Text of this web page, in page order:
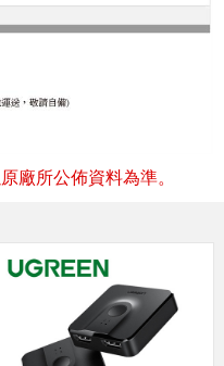
廠所公佈資料為準。